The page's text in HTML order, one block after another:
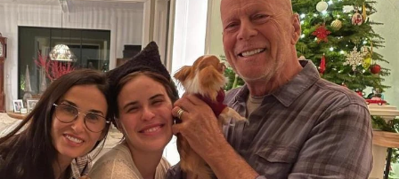
KULTURA
SPOLEČNOST
SPORT
SLEDUJTE NÁS NA|